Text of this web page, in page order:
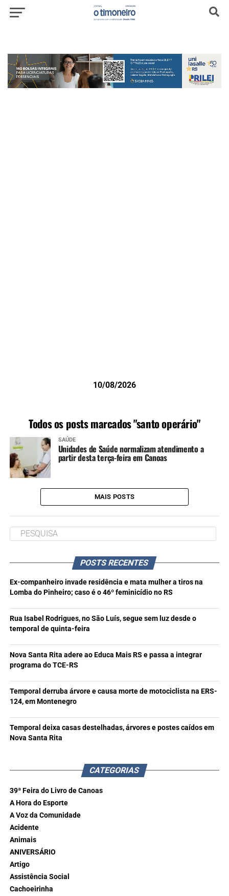
10/08/2026
Todos os posts marcados "santo operário"
SAÚDE
Unidades de Saúde normalizam atendimento a
partir desta terça-feira em Canoas
MAIS POSTS
POSTS RECENTES
Ex-companheiro invade residência e mata mulher a tiros na
Lomba do Pinheiro; caso é o 46º feminicídio no RS
Rua Isabel Rodrigues, no São Luís, segue sem luz desde o
temporal de quinta-feira
Nova Santa Rita adere ao Educa Mais RS e passa a integrar
programa do TCE-RS
Temporal derruba árvore e causa morte de motociclista na ERS-
124, em Montenegro
Temporal deixa casas destelhadas, árvores e postes caídos em
Nova Santa Rita
CATEGORIAS
39ª Feira do Livro de Canoas
A Hora do Esporte
A Voz da Comunidade
Acidente
Animais
ANIVERSÁRIO
Artigo
Assistência Social
Cachoeirinha